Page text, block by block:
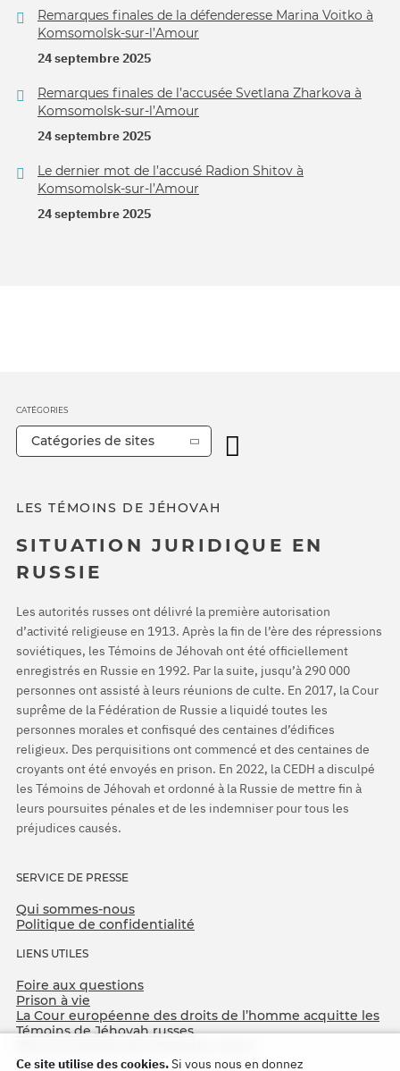
Remarques finales de la défenderesse Marina Voitko à
Komsomolsk-sur-l’Amour
24 septembre 2025
Remarques finales de l’accusée Svetlana Zharkova à
Komsomolsk-sur-l’Amour
24 septembre 2025
Le dernier mot de l’accusé Radion Shitov à
Komsomolsk-sur-l’Amour
24 septembre 2025
LES TÉMOINS DE JÉHOVAH
SITUATION JURIDIQUE EN
RUSSIE
Les autorités russes ont délivré la première autorisation
d’activité religieuse en 1913. Après la fin de l’ère des répressions
soviétiques, les Témoins de Jéhovah ont été officiellement
enregistrés en Russie en 1992. Par la suite, jusqu’à 290 000
personnes ont assisté à leurs réunions de culte. En 2017, la Cour
suprême de la Fédération de Russie a liquidé toutes les
personnes morales et confisqué des centaines d’édifices
religieux. Des perquisitions ont commencé et des centaines de
croyants ont été envoyés en prison. En 2022, la CEDH a disculpé
les Témoins de Jéhovah et ordonné à la Russie de mettre fin à
leurs poursuites pénales et de les indemniser pour tous les
préjudices causés.
SERVICE DE PRESSE
Qui sommes-nous
Politique de confidentialité
LIENS UTILES
Foire aux questions
Prison à vie
La Cour européenne des droits de l’homme acquitte les
Témoins de Jéhovah russes
CATÉGORIES
Catégories de sites
Ce site utilise des cookies.Si vous nous en donnez